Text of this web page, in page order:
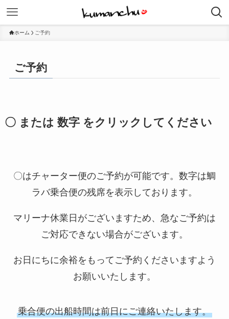
ホーム ご予約
ご予約
〇 または 数字 をクリックしてください
〇はチャーター便のご予約が可能です。数字は鯛
ラバ乗合便の残席を表示しております。
マリーナ休業日がございますため、急なご予約は
ご対応できない場合がございます。
お日にちに余裕をもってご予約くださいますよう
お願いいたします。
乗合便の出船時間は前日にご連絡いたします。